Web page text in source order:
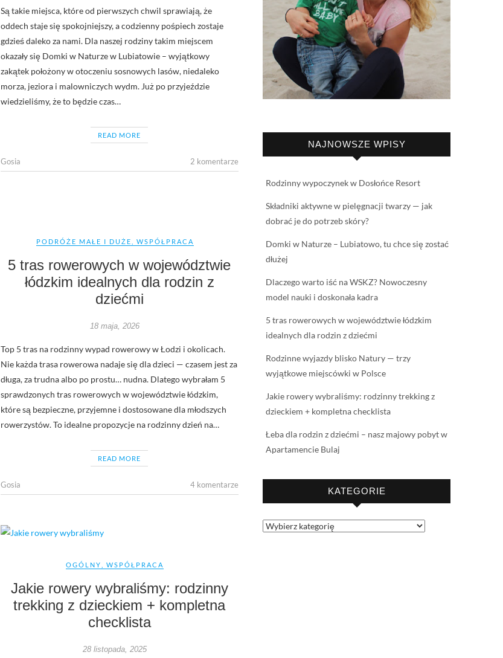
Są takie miejsca, które od pierwszych chwil sprawiają, że
oddech staje się spokojniejszy, a codzienny pośpiech zostaje
gdzieś daleko za nami. Dla naszej rodziny takim miejscem
okazały się Domki w Naturze w Lubiatowie – wyjątkowy
zakątek położony w otoczeniu sosnowych lasów, niedaleko
morza, jeziora i malowniczych wydm. Już po przyjeździe
wiedzieliśmy, że to będzie czas…
READ MORE
Gosia 2 komentarze
PODRÓŻE MAŁE I DUŻE WSPÓŁPRACA
5 tras rowerowych w województwie
łódzkim idealnych dla rodzin z
dziećmi
18 maja, 2026
Top 5 tras na rodzinny wypad rowerowy w Łodzi i okolicach.
Nie każda trasa rowerowa nadaje się dla dzieci — czasem jest za
długa, za trudna albo po prostu… nudna. Dlatego wybrałam 5
sprawdzonych tras rowerowych w województwie łódzkim,
które są bezpieczne, przyjemne i dostosowane dla młodszych
rowerzystów. To idealne propozycje na rodzinny dzień na…
READ MORE
Gosia 4 komentarze
OGÓLNY ,WSPÓŁPRACA
Jakie rowery wybraliśmy: rodzinny
trekking z dzieckiem + kompletna
checklista
28 listopada, 2025
NAJNOWSZE WPISY
Rodzinny wypoczynek w Dosłońce Resort
Składniki aktywne w pielęgnacji twarzy — jak
dobrać je do potrzeb skóry?
Domki w Naturze – Lubiatowo, tu chce się zostać
dłużej
Dlaczego warto iść na WSKZ? Nowoczesny
model nauki i doskonała kadra
5 tras rowerowych w województwie łódzkim
idealnych dla rodzin z dziećmi
Rodzinne wyjazdy blisko Natury — trzy
wyjątkowe miejscówki w Polsce
Jakie rowery wybraliśmy: rodzinny trekking z
dzieckiem + kompletna checklista
Łeba dla rodzin z dziećmi – nasz majowy pobyt w
Apartamencie Bulaj
KATEGORIE
Kategorie